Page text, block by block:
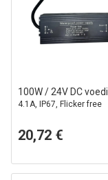
100W / 24V DC
4.1A, IP67, Flicker free
20,72 €